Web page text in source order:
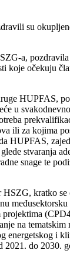
su
a,
koje očekuju
HUPFAS,
u
ili za kojima
HUPFAS,
stvaranja
snage te
HSZG, kratko
međusektorsku
na tematskim
energetskog i
2021. do 2030.